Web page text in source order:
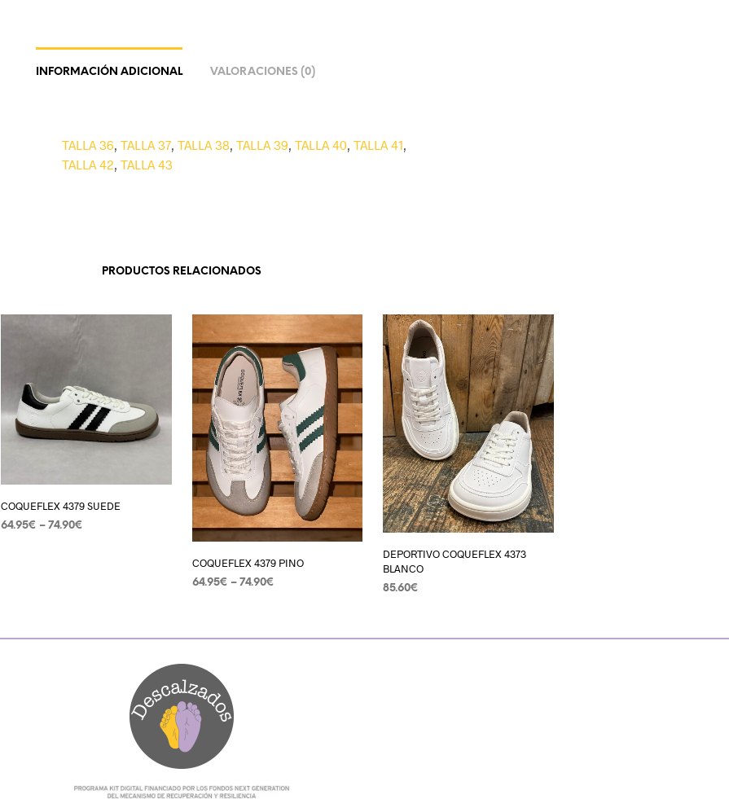
INFORMACIÓN ADICIONAL VALORACIONES (0)
TALLA 36 TALLA 37 TALLA 38 TALLA 39 TALLA 40 TALLA 41
TALLA 42 TALLA 43
PRODUCTOS RELACIONADOS
COQUEFLEX 4379 SUEDE
64.95€ – 74.90€
COQUEFLEX 4379 PINO
64.95€ – 74.90€
DEPORTIVO COQUEFLEX 4373
BLANCO
85.60€